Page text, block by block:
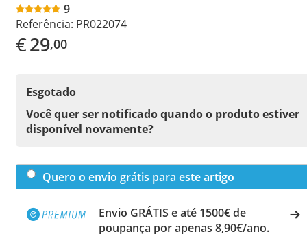
9
Referência: PR022074
€29,00
Esgotado
Você quer ser notificado quando o produto estiver
disponível novamente?
Quero o envio grátis para este artigo
Envio GRÁTIS e até 1500€ de
poupança por apenas 8,90€/ano.